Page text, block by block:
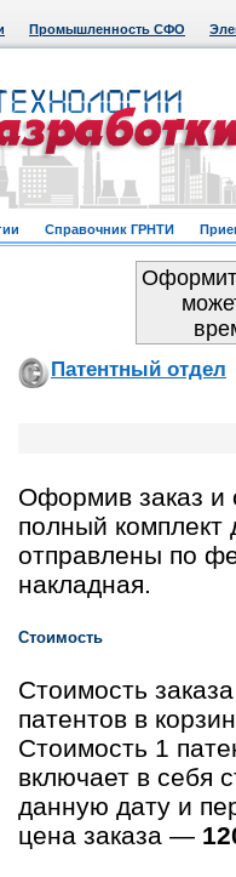
Промышленность СФО
Справочник ГРНТИ
Патентный отдел
Оформив заказ и
полный комплект
отправлены по
накладная.
Стоимость
Стоимость
патентов в
Стоимость 1
включает в себя
данную дату и
цена заказа —